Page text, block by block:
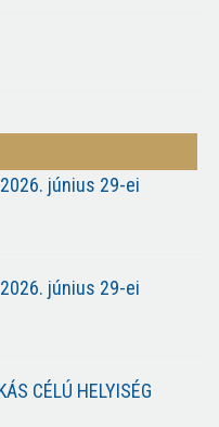
június 29-ei
június 29-ei
CÉLÚ HELYISÉG